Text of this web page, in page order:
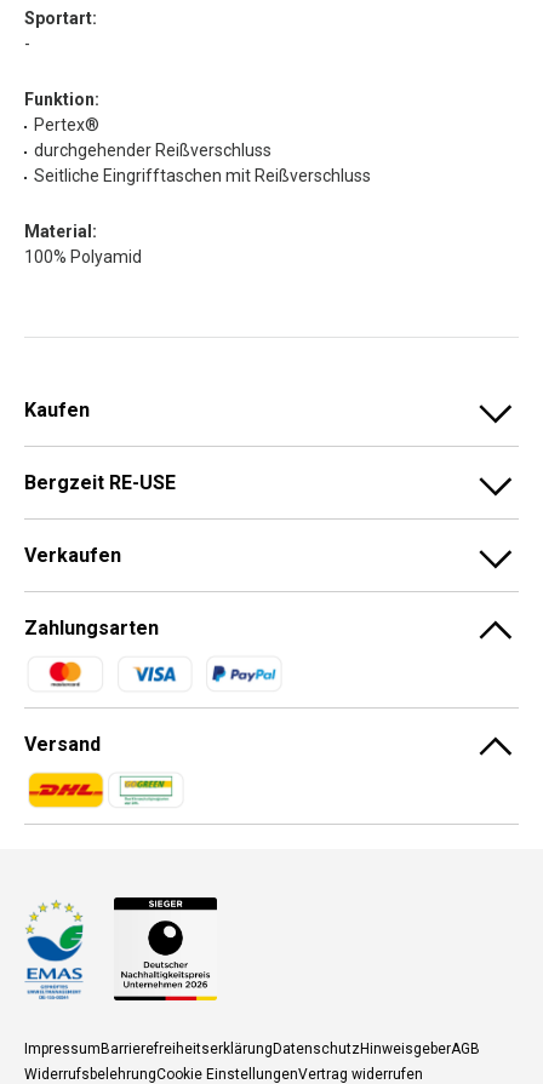
Sportart:
-
Funktion:
Pertex®
durchgehender Reißverschluss
Seitliche Eingrifftaschen mit Reißverschluss
Material:
100% Polyamid
Kaufen
Bergzeit RE-USE
Verkaufen
Zahlungsarten
Zahlungsmethoden
Versand
Zahlungsmethoden
Zahlungsmethoden
ImpressumBarrierefreiheitserklärungDatenschutzHinweisgeberAGB
WiderrufsbelehrungCookie EinstellungenVertrag widerrufen